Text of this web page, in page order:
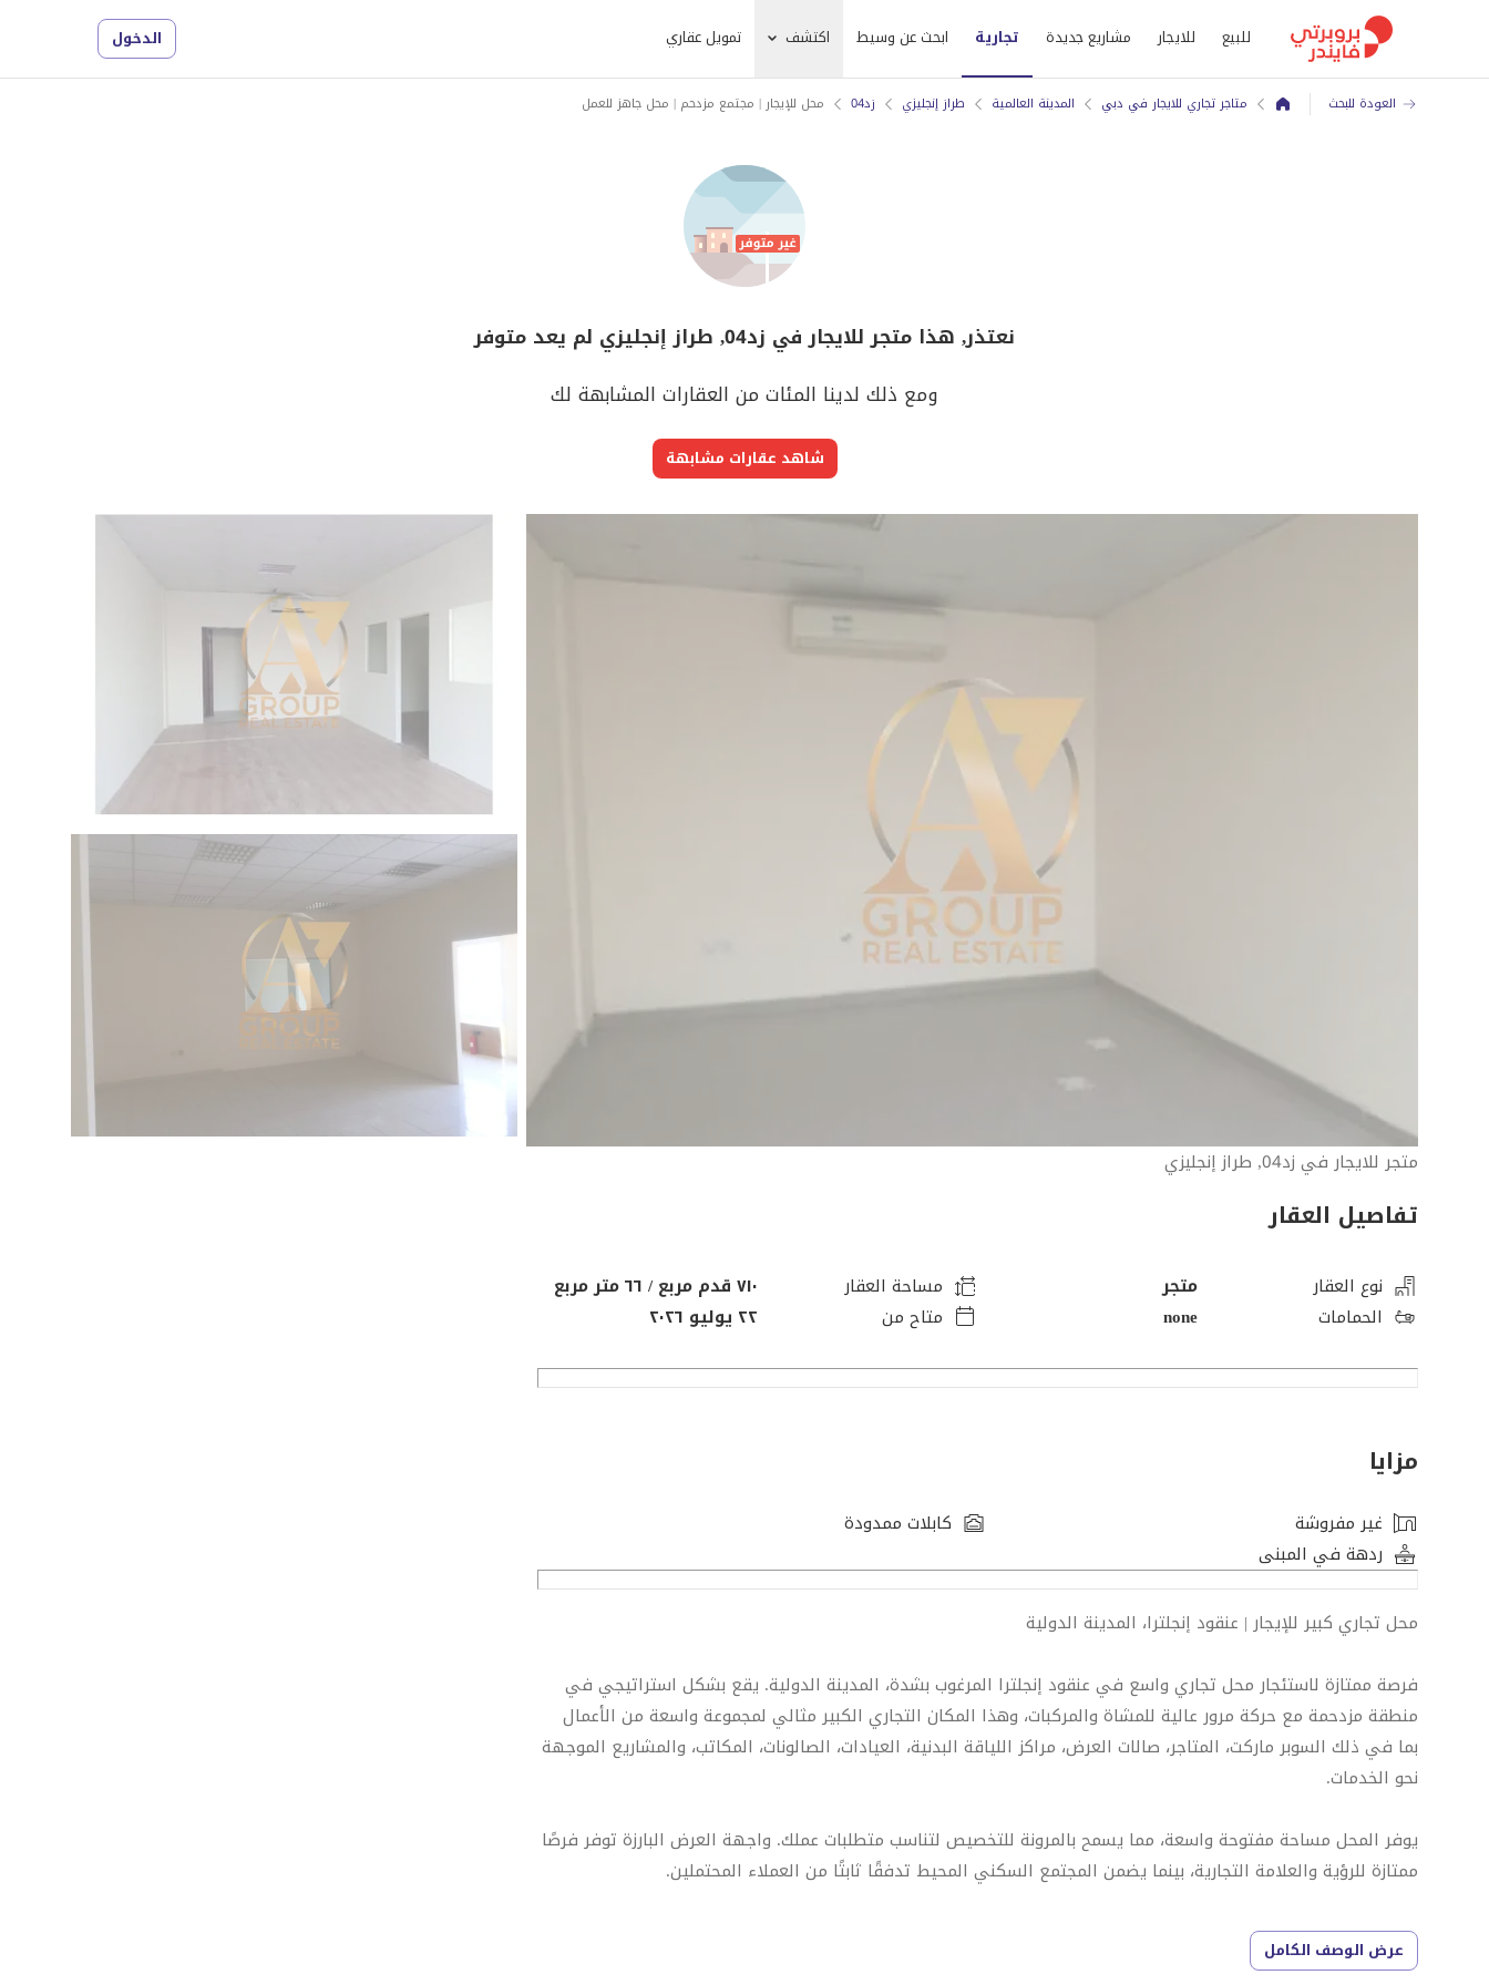
للبيع للايجار مشاريع جديدة تجارية ابحث عن وسيط اكتشف تمويل عقاري الدخول
العودة للبحث متاجر تجاري للايجار في دبي المدينة العالمية طراز إنجليزي زد04 محل للإيجار | مجتمع مزدحم | محل جاهز للعمل
نعتذر, هذا متجر للايجار في زد04, طراز إنجليزي لم يعد متوفر
ومع ذلك لدينا المئات من العقارات المشابهة لك
شاهد عقارات مشابهة
متجر للايجار في زد04, طراز إنجليزي
تفاصيل العقار
نوع العقار متجر مساحة العقار
٧١٠ قدم مربع / ٦٦ متر مربع
الحمامات
none متاح من ٢٢ يوليو ٢٠٢٦
مزايا
غير مفروشة
كابلات ممدودة
ردهة في المبنى
محل تجاري كبير للإيجار | عنقود إنجلترا، المدينة الدولية
فرصة ممتازة لاستئجار محل تجاري واسع في عنقود إنجلترا المرغوب بشدة، المدينة الدولية. يقع بشكل استراتيجي في
منطقة مزدحمة مع حركة مرور عالية للمشاة والمركبات، وهذا المكان التجاري الكبير مثالي لمجموعة واسعة من الأعمال
بما في ذلك السوبر ماركت، المتاجر، صالات العرض، مراكز اللياقة البدنية، العيادات، الصالونات، المكاتب، والمشاريع الموجهة
نحو الخدمات.
يوفر المحل مساحة مفتوحة واسعة، مما يسمح بالمرونة للتخصيص لتناسب متطلبات عملك. واجهة العرض البارزة توفر فرصًا
ممتازة للرؤية والعلامة التجارية، بينما يضمن المجتمع السكني المحيط تدفقًا ثابتًا من العملاء المحتملين.
مميزات العقار:
عرض الوصف الكامل